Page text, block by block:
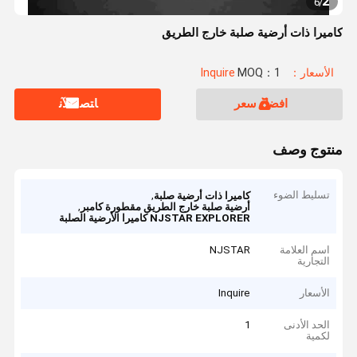
كاميرا ذات أرضية صلبة خارج الطريق
الأسعار：Inquire MOQ：1
افضل سعر ﺎﺘﺼﻟ ﺍﻶﻧ
منتوج وصف
تسليط الضوء كاميرا ذات أرضية صلبة,
أرضية صلبة خارج الطريق مقطورة كامبر ,
NJSTAR EXPLORER كاميرا الأرضية الصلبة
اسم العلامة
التجارية
NJSTAR
الأسعار Inquire
الحد الأدنى
لكمية
1